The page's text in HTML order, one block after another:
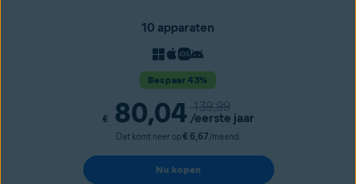
10 apparaten
Bespaar 43%
€ 80,04 139,99
/eerste jaar
Dat komt neer op€ 6,67/maand.
Nu kopen